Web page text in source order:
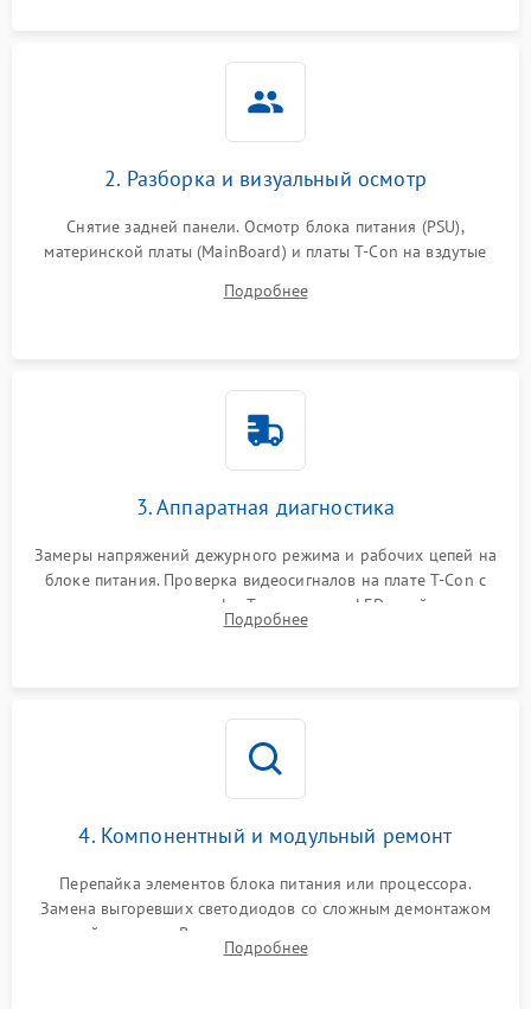
2. Разборка и визуальный осмотр
Снятие задней панели. Осмотр блока питания (PSU),
материнской платы (MainBoard) и платы T-Con на вздутые
Проверка надежности фиксации и целостности шлейфов.
Подробнее
3. Аппаратная диагностика
Замеры напряжений дежурного режима и рабочих цепей на
блоке питания. Проверка видеосигналов на плате T-Con с
помощью осциллографа. Тестирование LED-драйвера и
светодиодных планок подсветки мультиметром.
Подробнее
4. Компонентный и модульный ремонт
Перепайка элементов блока питания или процессора.
Замена выгоревших светодиодов со сложным демонтажом
хрупкой матрицы. Восстановление поврежденных дорожек,
прошивка микросхем памяти EEPROM
Подробнее